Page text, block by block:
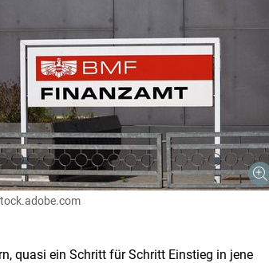
quasi ein Schritt für Schritt Einstieg in jene